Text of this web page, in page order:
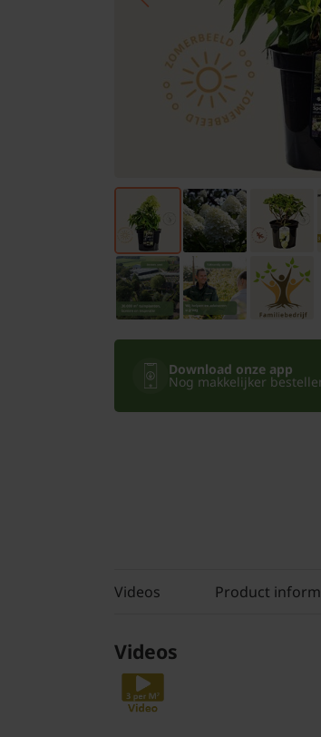
Bomen
Leibomen
Kamerplanten
Bloempotten
Download onze app
Nog makkelijker
Videos Product
Videos